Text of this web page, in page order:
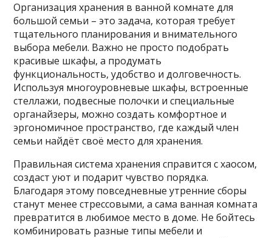
Организация хранения в ванной комнате для
большой семьи – это задача, которая требует
тщательного планирования и внимательного
выбора мебели. Важно не просто подобрать
красивые шкафы, а продумать
функциональность, удобство и долговечность.
Используя многоуровневые шкафы, встроенные
стеллажи, подвесные полочки и специальные
органайзеры, можно создать комфортное и
эргономичное пространство, где каждый член
семьи найдёт своё место для хранения.
Правильная система хранения справится с хаосом,
создаст уют и подарит чувство порядка.
Благодаря этому повседневные утренние сборы
станут менее стрессовыми, а сама ванная комната
превратится в любимое место в доме. Не бойтесь
комбинировать разные типы мебели и